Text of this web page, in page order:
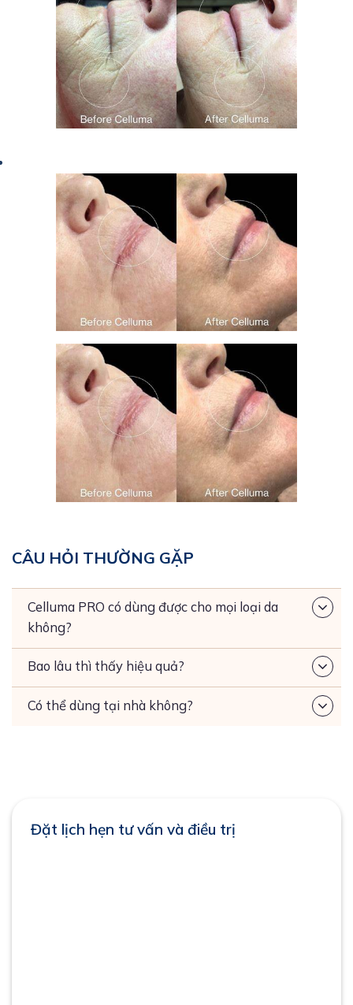
CÂU HỎI THƯỜNG GẶP
Celluma PRO có dùng được cho mọi loại da
không?
Bao lâu thì thấy hiệu quả?
Có thể dùng tại nhà không?
Đặt lịch hẹn tư vấn và điều trị